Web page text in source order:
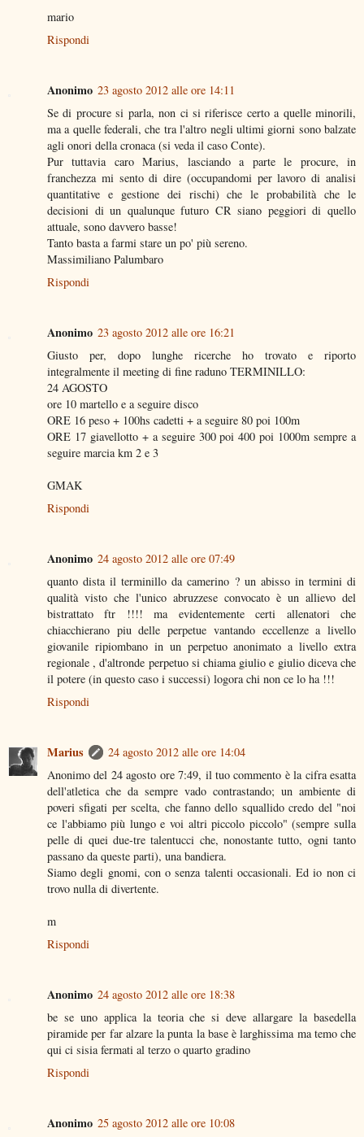
mario
Rispondi
Anonimo 23 agosto 2012 alle ore 14:11
Se di procure si parla, non ci si riferisce certo a quelle minorili,
ma a quelle federali, che tra l'altro negli ultimi giorni sono balzate
agli onori della cronaca (si veda il caso Conte).
Pur tuttavia caro Marius, lasciando a parte le procure, in
franchezza mi sento di dire (occupandomi per lavoro di analisi
quantitative e gestione dei rischi) che le probabilità che le
decisioni di un qualunque futuro CR siano peggiori di quello
attuale, sono davvero basse!
Tanto basta a farmi stare un po' più sereno.
Massimiliano Palumbaro
Rispondi
Anonimo 23 agosto 2012 alle ore 16:21
Giusto per, dopo lunghe ricerche ho trovato e riporto
integralmente il meeting di fine raduno TERMINILLO:
24 AGOSTO
ore 10 martello e a seguire disco
ORE 16 peso + 100hs cadetti + a seguire 80 poi 100m
ORE 17 giavellotto + a seguire 300 poi 400 poi 1000m sempre a
seguire marcia km 2 e 3
GMAK
Rispondi
Anonimo 24 agosto 2012 alle ore 07:49
quanto dista il terminillo da camerino ? un abisso in termini di
qualità visto che l'unico abruzzese convocato è un allievo del
bistrattato ftr !!!! ma evidentemente certi allenatori che
chiacchierano piu delle perpetue vantando eccellenze a livello
giovanile ripiombano in un perpetuo anonimato a livello extra
regionale , d'altronde perpetuo si chiama giulio e giulio diceva che
il potere (in questo caso i successi) logora chi non ce lo ha !!!
Rispondi
Marius
24 agosto 2012 alle ore 14:04
Anonimo del 24 agosto ore 7:49, il tuo commento è la cifra esatta
dell'atletica che da sempre vado contrastando; un ambiente di
poveri sfigati per scelta, che fanno dello squallido credo del "noi
ce l'abbiamo più lungo e voi altri piccolo piccolo" (sempre sulla
pelle di quei due-tre talentucci che, nonostante tutto, ogni tanto
passano da queste parti), una bandiera.
Siamo degli gnomi, con o senza talenti occasionali. Ed io non ci
trovo nulla di divertente.
m
Rispondi
Anonimo 24 agosto 2012 alle ore 18:38
be se uno applica la teoria che si deve allargare la basedella
piramide per far alzare la punta la base è larghissima ma temo che
qui ci sisia fermati al terzo o quarto gradino
Rispondi
Anonimo 25 agosto 2012 alle ore 10:08